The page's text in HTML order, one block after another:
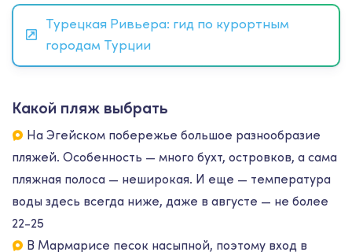
Турецкая Ривьера: гид по курортным
городам Турции
Какой пляж выбрать
На Эгейском побережье большое разнообразие
пляжей. Особенность — много бухт, островков, а сама
пляжная полоса — неширокая. И еще — температура
воды здесь всегда ниже, даже в августе — не более
22-25
В Мармарисе песок насыпной, поэтому вход в